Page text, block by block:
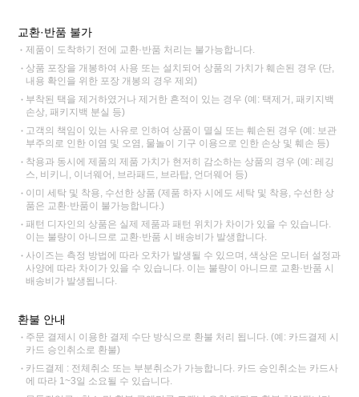
교환·반품 불가
제품이 도착하기 전에 교환·반품 처리는 불가능합니다.
상품 포장을 개봉하여 사용 또는 설치되어 상품의 가치가 훼손된 경우 (단,
내용 확인을 위한 포장 개봉의 경우 제외)
부착된 택을 제거하였거나 제거한 흔적이 있는 경우 (예: 택제거, 패키지백
손상, 패키지백 분실 등)
고객의 책임이 있는 사유로 인하여 상품이 멸실 또는 훼손된 경우 (예: 보관
부주의로 인한 이염 및 오염, 물놀이 기구 이용으로 인한 손상 및 훼손 등)
착용과 동시에 제품의 제품 가치가 현저히 감소하는 상품의 경우 (예: 레깅
스, 비키니, 이너웨어, 브라패드, 브라탑, 언더웨어 등)
이미 세탁 및 착용, 수선한 상품 (제품 하자 시에도 세탁 및 착용, 수선한 상
품은 교환·반품이 불가능합니다.)
패턴 디자인의 상품은 실제 제품과 패턴 위치가 차이가 있을 수 있습니다.
이는 불량이 아니므로 교환·반품 시 배송비가 발생합니다.
사이즈는 측정 방법에 따라 오차가 발생될 수 있으며, 색상은 모니터 설정과
사양에 따라 차이가 있을 수 있습니다. 이는 불량이 아니므로 교환·반품 시
배송비가 발생됩니다.
환불 안내
주문 결제시 이용한 결제 수단 방식으로 환불 처리 됩니다. (예: 카드결제 시
카드 승인취소로 환불)
카드결제 : 전체취소 또는 부분취소가 가능합니다. 카드 승인취소는 카드사
에 따라 1~3일 소요될 수 있습니다.